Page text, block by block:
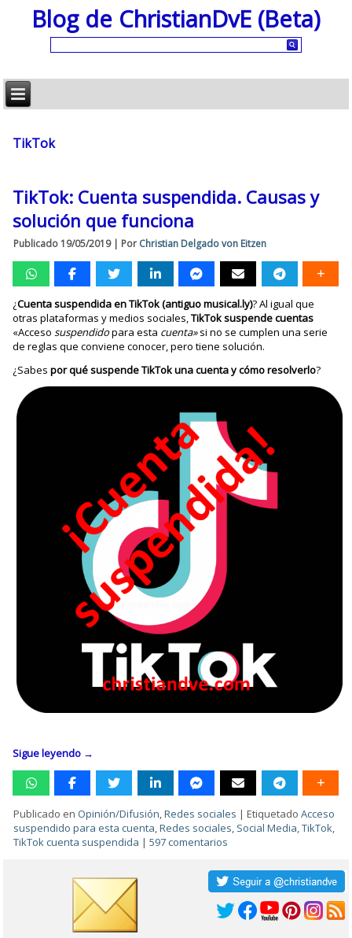
Blog de ChristianDvE (Beta)
TikTok
TikTok: Cuenta suspendida. Causas y
solución que funciona
Publicado 19/05/2019| Por Christian Delgado von Eitzen
¿Cuenta suspendida en TikTok (antiguo musical.ly)? Al igual que
otras plataformas y medios sociales,TikTok suspende cuentas
«Accesosuspendidopara esta cuenta»si no se cumplen una serie
de reglas que conviene conocer, pero tiene solución.
¿Sabespor qué suspende TikTok una cuenta y cómo resolverlo?
Sigue leyendo →
Publicado en Opinión/Difusión,Redes sociales |Etiquetado Acceso
suspendido para esta cuenta,Redes sociales, Social Media,TikTok,
TikTok cuenta suspendida |597 comentarios